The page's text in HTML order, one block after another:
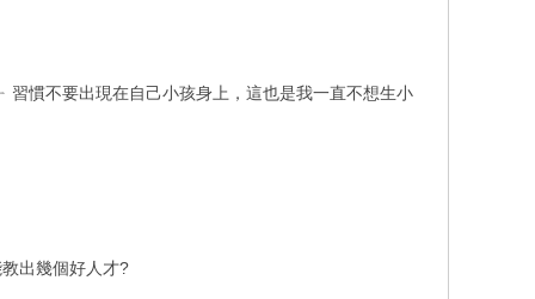
慣不要出現在自己小孩身上，這也是我一直不想生小
出幾個好人才?